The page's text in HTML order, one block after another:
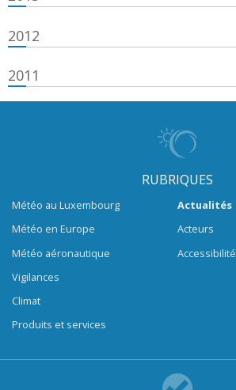
2012
2011
RUBRIQUES
Météo au Luxembourg
Météo en Europe
Météo aéronautique
Vigilances
Climat
Produits et services
Actualités
Acteurs
Accessibilité